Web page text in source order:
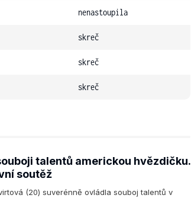
nenastoupila
skreč
skreč
skreč
talentů americkou hvězdičku.
soutěž
(20) suverénně ovládla souboj talentů v